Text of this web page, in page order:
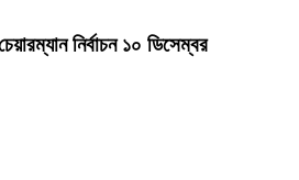
নির্বাচন ১০ ডিসেম্বর